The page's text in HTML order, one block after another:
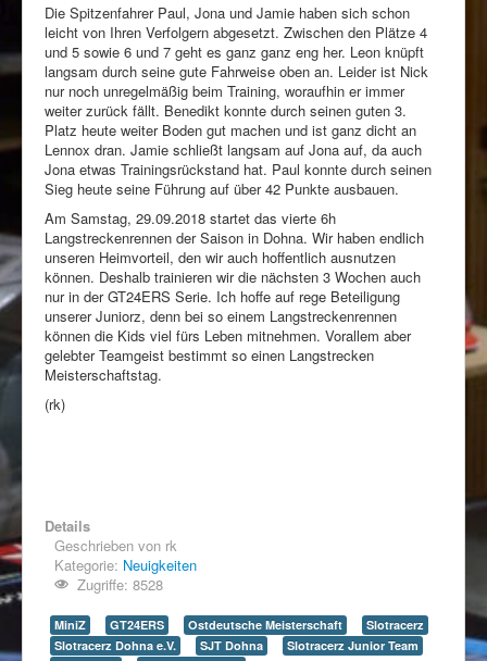
Die Spitzenfahrer Paul, Jona und Jamie haben sich schon
leicht von Ihren Verfolgern abgesetzt. Zwischen den Plätze 4
und 5 sowie 6 und 7 geht es ganz ganz eng her. Leon knüpft
langsam durch seine gute Fahrweise oben an. Leider ist Nick
nur noch unregelmäßig beim Training, woraufhin er immer
weiter zurück fällt. Benedikt konnte durch seinen guten 3.
Platz heute weiter Boden gut machen und ist ganz dicht an
Lennox dran. Jamie schließt langsam auf Jona auf, da auch
Jona etwas Trainingsrückstand hat. Paul konnte durch seinen
Sieg heute seine Führung auf über 42 Punkte ausbauen.
Am Samstag, 29.09.2018 startet das vierte 6h
Langstreckenrennen der Saison in Dohna. Wir haben endlich
unseren Heimvorteil, den wir auch hoffentlich ausnutzen
können. Deshalb trainieren wir die nächsten 3 Wochen auch
nur in der GT24ERS Serie. Ich hoffe auf rege Beteiligung
unserer Juniorz, denn bei so einem Langstreckenrennen
können die Kids viel fürs Leben mitnehmen. Vorallem aber
gelebter Teamgeist bestimmt so einen Langstrecken
Meisterschaftstag.
(rk)
Details
Geschrieben von rk
Kategorie: Neuigkeiten
Zugriffe: 8528
MiniZ GT24ERS Ostdeutsche Meisterschaft
Slotracerz
Slotracerz Dohna e.V.
SJT Dohna
Slotracerz Junior Team